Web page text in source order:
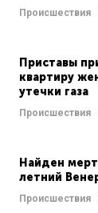
Происшествия
Приставы
квартиру
утечки газа
Происшествия
Найден
летний
Происшествия